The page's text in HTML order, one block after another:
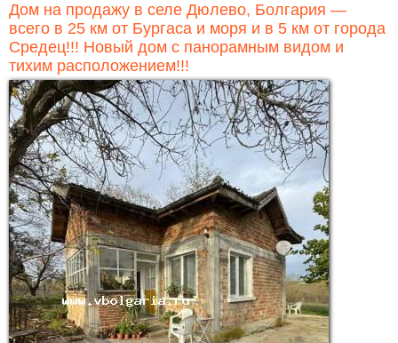
Дом на продажу в селе Дюлево, Болгария —
всего в 25 км от Бургаса и моря и в 5 км от города
Средец!!! Новый дом с панорамным видом и
тихим расположением!!!